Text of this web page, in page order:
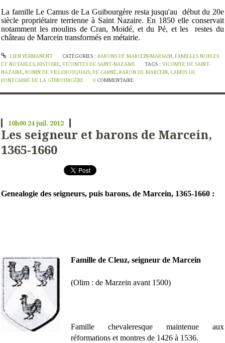
La famille Le Camus de La Guibourgère resta jusqu'au début du 20e
siècle propriétaire terrienne à Saint Nazaire. En 1850 elle conservait
notamment les moulins de Cran, Moidé, et du Pé, et les restes du
château de Marcein transformés en métairie.
LIEN PERMANENT CATÉGORIES : BARONS DE MARCEIN/MARSAIN, FAMILLES NOBLES
ET NOTABLES, HISTOIRE, VICOMTES DE SAINT-NAZAIRE TAGS :VICOMTE DE SAINT-
NAZAIRE, BONIN DE VILLEBOUQUAIS, DE CARNÉ, BARON DE MARCEIN, CAMUS DE
PONTCARRÉ DE LA GUIBOURGÈRE
0 COMMENTAIRE
10h00 24juil. 2012
Les seigneur et barons de Marcein,
1365-1660
Genealogie des seigneurs, puis barons, de Marcein, 1365-1660 :
Famille de Cleuz, seigneur de Marcein
(Olim : de Marzein avant 1500)
Famille chevaleresque maintenue aux
réformations et montres de 1426 à 1536.